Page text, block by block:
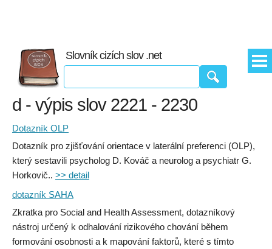
Slovník cizích slov .net
d - výpis slov 2221 - 2230
Dotazník OLP
Dotazník pro zjišťování orientace v laterální preferenci (OLP),
který sestavili psycholog D. Kováč a neurolog a psychiatr G.
Horkovič.. >> detail
dotazník SAHA
Zkratka pro Social and Health Assessment, dotazníkový
nástroj určený k odhalování rizikového chování během
formování osobnosti a k mapování faktorů, které s tímto